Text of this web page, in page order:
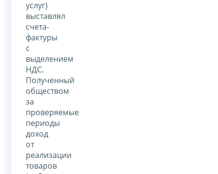
услуг)
выставлял
счета-
фактуры
с
выделением
НДС.
Полученный
обществом
за
проверяемые
периоды
доход
от
реализации
товаров